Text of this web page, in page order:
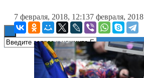
7 февраля, 2018, 12:137 февраля, 2018